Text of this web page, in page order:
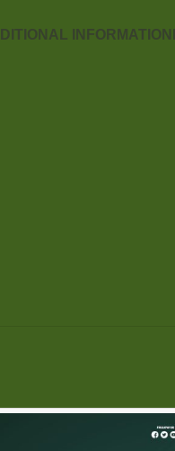
INFORMATION